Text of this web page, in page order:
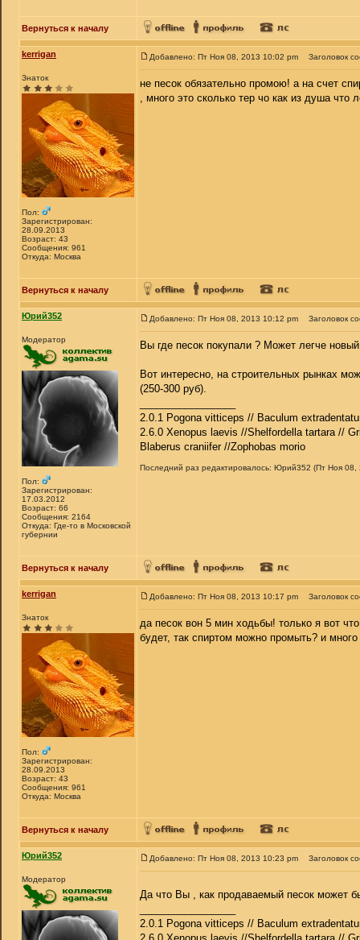
Вернуться к началу
kerrigan
Знаток
Пол:
Зарегистрирован:
28.09.2013
Возраст: 43
Сообщения: 961
Откуда: Москва
Добавлено: Пт Ноя 08, 2013 10:02 pm Заголовок
не песок обязательно промою! а на счет
, много это сколько тер чо как из душа что
Вернуться к началу
Юрий352
Модератор
Пол:
Зарегистрирован:
17.03.2012
Возраст: 66
Сообщения: 2164
Откуда: Где-то в Московской
губернии
Добавлено: Пт Ноя 08, 2013 10:12 pm Заголовок
Вы где песок покупали ? Может легче
Вот интересно, на строительных рынках
(250-300 руб).
2.0.1 Pogona vitticeps // Baculum
2.6.0 Xenopus laevis //Shelfordella tartara //
Blaberus craniifer //Zophobas morio
Последний раз редактировалось: Юрий352 (Пт Ноя 08,
Вернуться к началу
kerrigan
Знаток
Пол:
Зарегистрирован:
28.09.2013
Возраст: 43
Сообщения: 961
Откуда: Москва
Добавлено: Пт Ноя 08, 2013 10:17 pm Заголовок
да песок вон 5 мин ходьбы! только я вот
будет, так спиртом можно промыть? и
Вернуться к началу
Юрий352
Модератор
Добавлено: Пт Ноя 08, 2013 10:23 pm Заголовок
Да что Вы , как продаваемый песок может
2.0.1 Pogona vitticeps // Baculum